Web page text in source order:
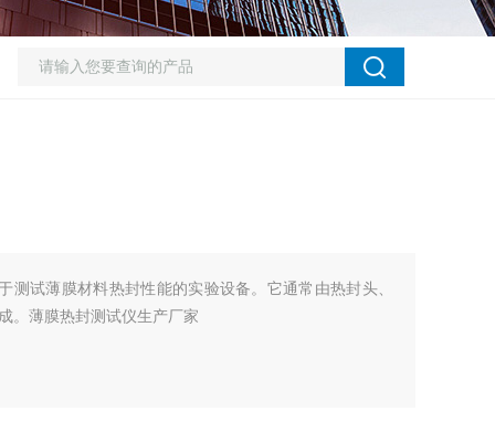
测试薄膜材料热封性能的实验设备。它通常由热封头、
。薄膜热封测试仪生产厂家